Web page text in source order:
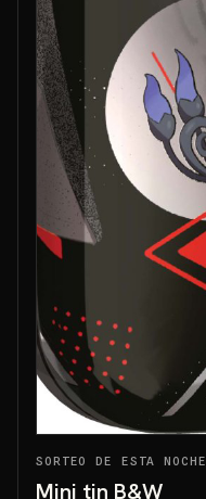
SORTEO DE ESTA NOCHE
Mini tin B&W